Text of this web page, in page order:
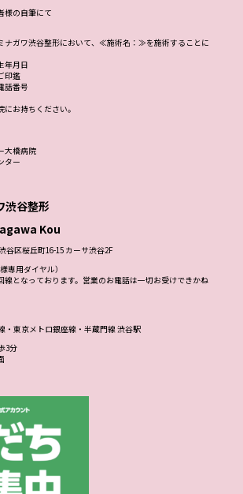
様の自筆にて
ナガワ渋谷整形において、≪施術名：≫を施術することに
年月日
印鑑
話番号
お持ちください。
大橋病院
ター
渋谷整形
Kou
谷区桜丘町16-15 カーサ渋谷2F
専用ダイヤル）
線となっております。営業のお電話は一切お受けできかね
・東京メトロ銀座線・半蔵門線 渋谷駅
3分